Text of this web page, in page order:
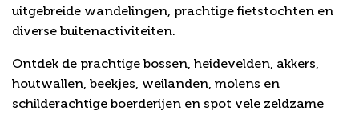
uitgebreide wandelingen, prachtige fietstochten en
diverse buitenactiviteiten.
Ontdek de prachtige bossen, heidevelden, akkers,
houtwallen, beekjes, weilanden, molens en
schilderachtige boerderijen en spot vele zeldzame